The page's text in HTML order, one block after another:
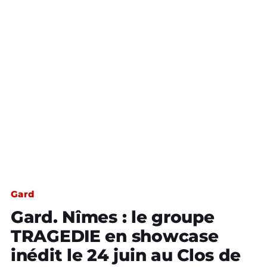
Gard
Gard. Nîmes : le groupe
TRAGEDIE en showcase
inédit le 24 juin au Clos de